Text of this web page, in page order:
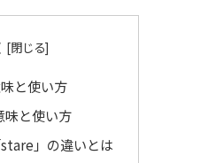
と使い方
味と使い方
」の違いとは